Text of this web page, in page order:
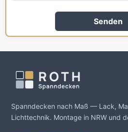
Senden
Spanndecken nach Maß — Lack,
Lichttechnik. Montage in NRW und